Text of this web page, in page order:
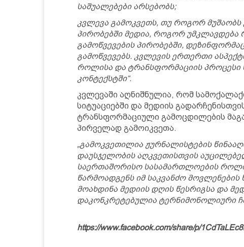
საშუალებები არსებობს;
კვლევა გამოკვეთს, თუ როგორ
პირობებში მედია, როგორ
გამოწვევების პირობებში,
გამოწვევებს. კვლევის ერთერთი
როლისა და ტრანსფორმაციის
კონტექსტში“.
კვლევაში აღნიშნულია, რომ
სიტუაციებში და მედიის
ტრანსფორმაციული გამოცდილების
პირველად გამოიკვეთა.
„გამოკვეთილია ჟურნალისტების
დაუსჯელობის აღკვეთისთვის
საერთაშორისო სასამართლოების
წარმოადგენს იმ საკვანძო
მოახდინა მედიის დღის წესრიგსა და
დაკონკრეტებულია ტერნიმონოლიური
https://www.facebook.com/share/p/